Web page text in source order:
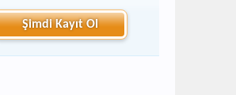
Şimdi Kayıt Ol